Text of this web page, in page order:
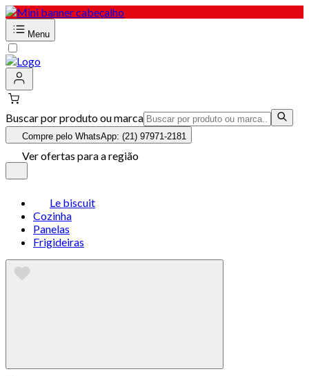
Menu
Buscar por produto ou marca
Compre pelo WhatsApp: (21) 97971-2181
Ver ofertas para a região
Le biscuit
Cozinha
Panelas
Frigideiras